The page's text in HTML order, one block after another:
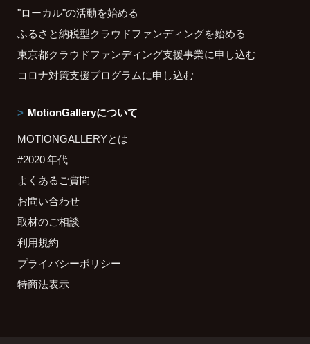
"ローカル"の活動を始める
ふるさと納税型クラウドファンディングを始める
東京都クラウドファンディング支援事業に申し込む
コロナ対策支援プログラムに申し込む
MotionGalleryについて
MOTIONGALLERYとは
#2020 年代
よくあるご質問
お問い合わせ
取材のご相談
利用規約
プライバシーポリシー
特商法表示